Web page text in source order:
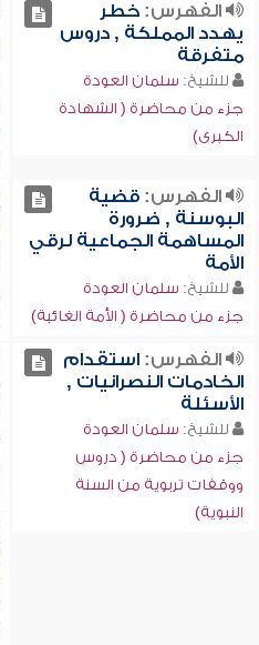
الفهرس:خطر
يهدد المملكة , دروس
متفرقة
للشيخ: سلمان العودة
جزء من محاضرة ( الشهادة
الكبرى)
الفهرس:قضية
البوسنة , ضرورة
المساهمة الجماعية لرقي
الأمة
للشيخ: سلمان العودة
جزء من محاضرة ( الأمة الغائبة)
الفهرس:استقدام
الخادمات النصرانيات ,
الأسئلة
للشيخ: سلمان العودة
جزء من محاضرة ( دروس
ووقفات تربوية من السنة
النبوية)